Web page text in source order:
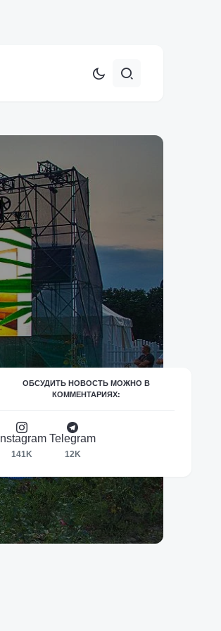
ОБСУДИТЬ НОВОСТЬ МОЖНО В
КОММЕНТАРИЯХ:
Instagram
141K
Telegram
12K